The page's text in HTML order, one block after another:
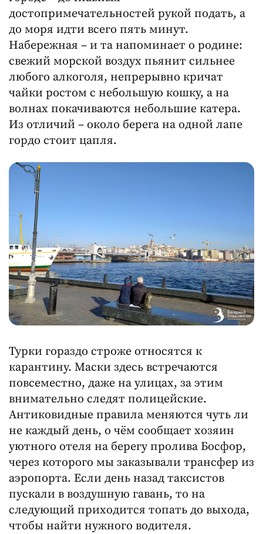
достопримечательностей рукой подать, а
до моря идти всего пять минут.
Набережная – и та напоминает о родине:
свежий морской воздух пьянит сильнее
любого алкоголя, непрерывно кричат
чайки ростом с небольшую кошку, а на
волнах покачиваются небольшие катера.
Из отличий – около берега на одной лапе
гордо стоит цапля.
Турки гораздо строже относятся к
карантину. Маски здесь встречаются
повсеместно, даже на улицах, за этим
внимательно следят полицейские.
Антиковидные правила меняются чуть ли
не каждый день, о чём сообщает хозяин
уютного отеля на берегу пролива Босфор,
через которого мы заказывали трансфер из
аэропорта. Если день назад таксистов
пускали в воздушную гавань, то на
следующий приходится топать до выхода,
чтобы найти нужного водителя.